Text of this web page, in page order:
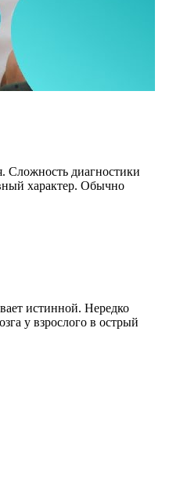
Сложность диагностики
характер. Обычно
истинной. Нередко
у взрослого в острый